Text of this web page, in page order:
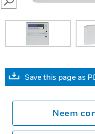
SEARCH
Save this page as
Neem